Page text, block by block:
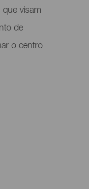
que visam
de
o centro